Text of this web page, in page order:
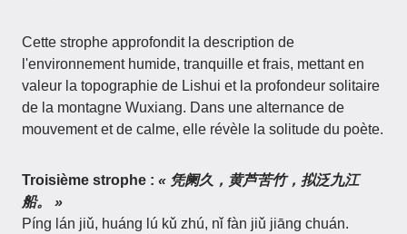
Cette strophe approfondit la description de
l'environnement humide, tranquille et frais, mettant en
valeur la topographie de Lishui et la profondeur solitaire
de la montagne Wuxiang. Dans une alternance de
mouvement et de calme, elle révèle la solitude du poète.
Troisième strophe : « 凭阑久，黄芦苦竹，拟泛九江
船。 »
Píng lán jiǔ, huáng lú kǔ zhú, nǐ fàn jiǔ jiāng chuán.